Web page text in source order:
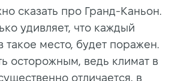
сказать про Гранд-Каньон.
удивляет, что каждый
такое место, будет поражен.
осторожным, ведь климат в
отличается, в